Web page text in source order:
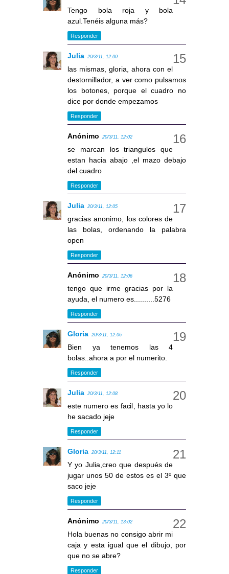
Tengo bola roja y bola
azul.Tenéis alguna más?
Responder
Julia 20/3/11, 12:00
las mismas, gloria, ahora con el
destornillador, a ver como pulsamos
los botones, porque el cuadro no
dice por donde empezamos
Responder
Anónimo 20/3/11, 12:02
se marcan los triangulos que
estan hacia abajo ,el mazo debajo
del cuadro
Responder
Julia 20/3/11, 12:05
gracias anonimo, los colores de
las bolas, ordenando la palabra
open
Responder
Anónimo 20/3/11, 12:06
tengo que irme gracias por la
ayuda, el numero es..........5276
Responder
Gloria 20/3/11, 12:06
Bien ya tenemos las 4
bolas..ahora a por el numerito.
Responder
Julia 20/3/11, 12:08
este numero es facil, hasta yo lo
he sacado jeje
Responder
Gloria 20/3/11, 12:11
Y yo Julia,creo que después de
jugar unos 50 de estos es el 3º que
saco jeje
Responder
Anónimo 20/3/11, 13:02
Hola buenas no consigo abrir mi
caja y esta igual que el dibujo, por
que no se abre?
Responder